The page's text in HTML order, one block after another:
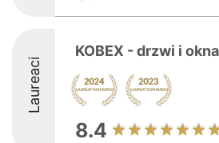
Laureaci
KOBEX - drzwi i okna
8.4